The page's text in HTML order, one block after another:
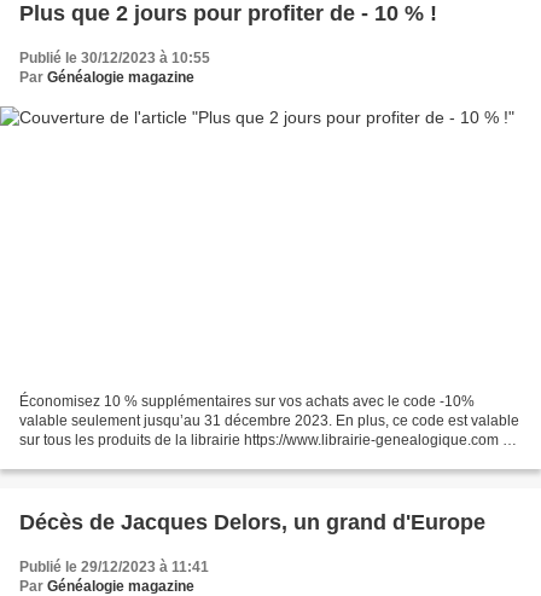
Plus que 2 jours pour profiter de - 10 % !
Publié le 30/12/2023 à 10:55
Par Généalogie magazine
Économisez 10 % supplémentaires sur vos achats avec le code -10%
valable seulement jusqu’au 31 décembre 2023. En plus, ce code est valable
sur tous les produits de la librairie https://www.librairie-genealogique.com Et
Décès de Jacques Delors, un grand d'Europe
Publié le 29/12/2023 à 11:41
Par Généalogie magazine